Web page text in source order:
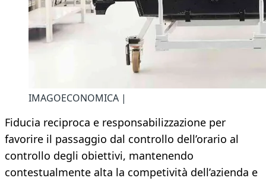
IMAGOECONOMICA |
Fiducia reciproca e responsabilizzazione per
favorire il passaggio dal controllo dell’orario al
controllo degli obiettivi, mantenendo
contestualmente alta la competività dell’azienda e